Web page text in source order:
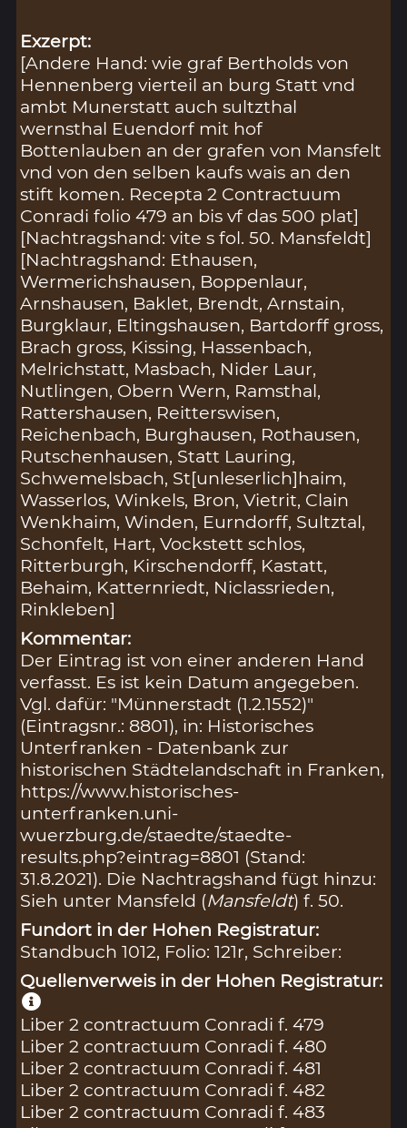
Exzerpt:
[Andere Hand: wie graf Bertholds von
Hennenberg vierteil an burg Statt vnd
ambt Munerstatt auch sultzthal
wernsthal Euendorf mit hof
Bottenlauben an der grafen von Mansfelt
vnd von den selben kaufs wais an den
stift komen. Recepta 2 Contractuum
Conradi folio 479 an bis vf das 500 plat]
[Nachtragshand: vite s fol. 50. Mansfeldt]
[Nachtragshand: Ethausen,
Wermerichshausen, Boppenlaur,
Arnshausen, Baklet, Brendt, Arnstain,
Burgklaur, Eltingshausen, Bartdorff gross,
Brach gross, Kissing, Hassenbach,
Melrichstatt, Masbach, Nider Laur,
Nutlingen, Obern Wern, Ramsthal,
Rattershausen, Reitterswisen,
Reichenbach, Burghausen, Rothausen,
Rutschenhausen, Statt Lauring,
Schwemelsbach, St[unleserlich]haim,
Wasserlos, Winkels, Bron, Vietrit, Clain
Wenkhaim, Winden, Eurndorff, Sultztal,
Schonfelt, Hart, Vockstett schlos,
Ritterburgh, Kirschendorff, Kastatt,
Behaim, Katternriedt, Niclassrieden,
Rinkleben]
Kommentar:
Der Eintrag ist von einer anderen Hand
verfasst. Es ist kein Datum angegeben.
Vgl. dafür: "Münnerstadt (1.2.1552)"
(Eintragsnr.: 8801), in: Historisches
Unterfranken - Datenbank zur
historischen Städtelandschaft in Franken,
https://www.historisches-
unterfranken.uni-
wuerzburg.de/staedte/staedte-
results.php?eintrag=8801 (Stand:
31.8.2021). Die Nachtragshand fügt hinzu:
Sieh unter Mansfeld (Mansfeldt) f. 50.
Fundort in der Hohen Registratur:
Standbuch 1012, Folio: 121r, Schreiber:
Quellenverweis in der Hohen Registratur:
Liber 2 contractuum Conradi f. 479
Liber 2 contractuum Conradi f. 480
Liber 2 contractuum Conradi f. 481
Liber 2 contractuum Conradi f. 482
Liber 2 contractuum Conradi f. 483